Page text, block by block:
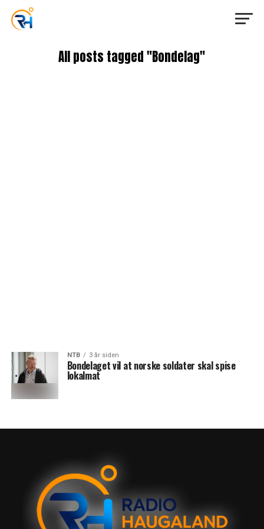
All posts tagged "Bondelag"
NTB 3 år siden
Bondelaget vil at norske soldater skal spise
lokalmat